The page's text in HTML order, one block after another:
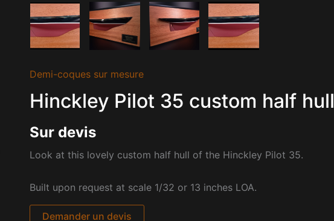
Demi-coques sur mesure
Hinckley Pilot 35 custom half hull
Sur devis
Look at this lovely custom half hull of the Hinckley Pilot 35.
Built upon request at scale 1/32 or 13 inches LOA.
Demander un devis